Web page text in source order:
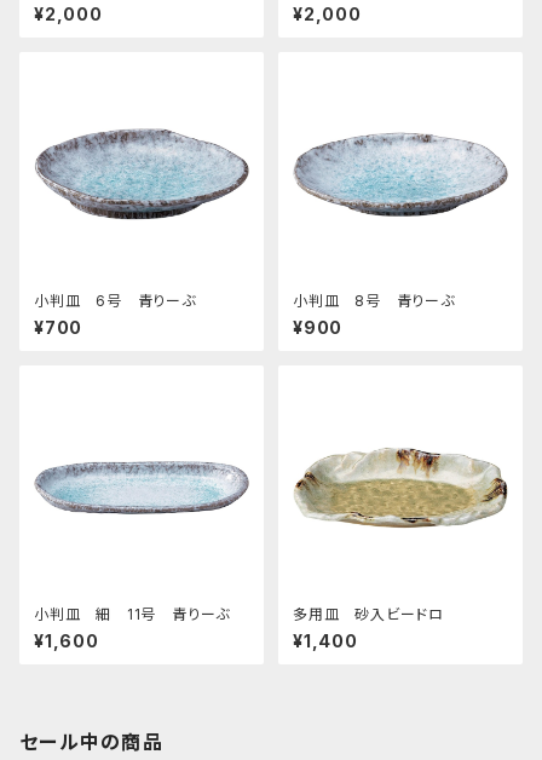
¥2,000 ¥2,000
小判皿 6号 青りーぶ
¥700
小判皿 8号 青りーぶ
¥900
小判皿 細 11号 青りーぶ
¥1,600
多用皿 砂入ビードロ
¥1,400
セール中の商品